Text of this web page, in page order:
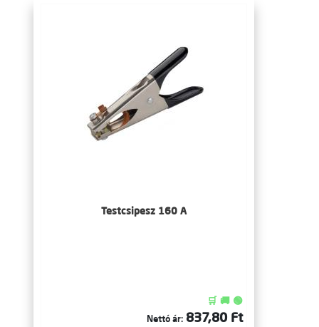
Testcsipesz 160 A
🛒 🚚 🟢
Nettó ár: 837,80 Ft